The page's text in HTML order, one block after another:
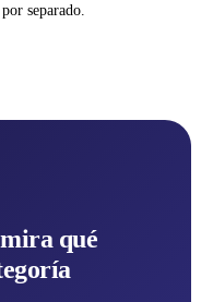
separado.
qué